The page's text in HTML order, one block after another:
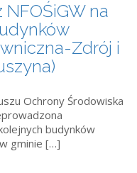
na
Zdrój i
Ochrony Środowiska
budynków
gminie […]